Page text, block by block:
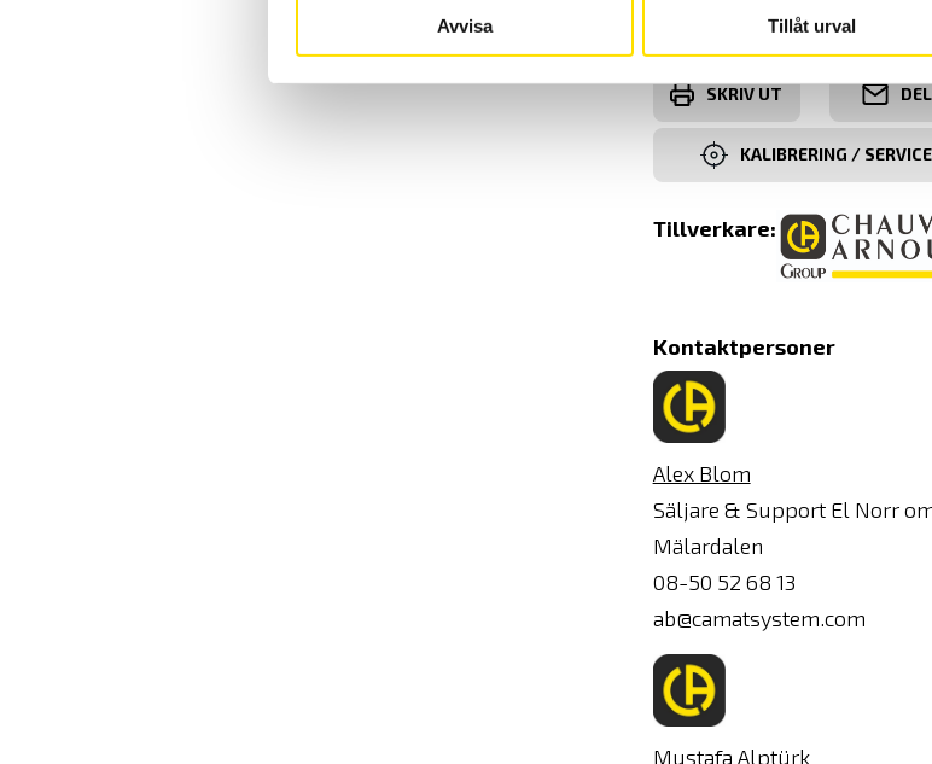
Avvisa Tillåt urval
DataView -
SKRIV UT
KALIBRERING / SERVICE
Tillverkare:
Kontaktpersoner
Alex Blom
Säljare & Support El Norr
Mälardalen
08-50 52 68 13
ab@camatsystem.com
Mustafa Alptürk